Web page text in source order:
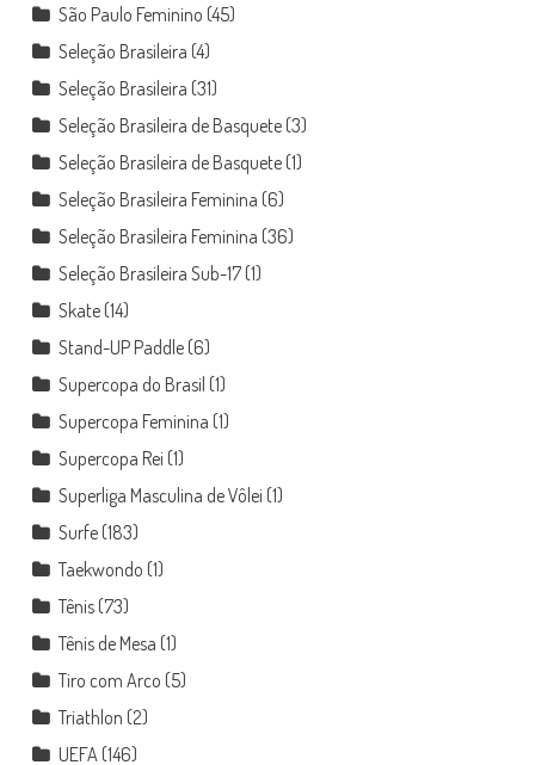
São Paulo Feminino (45)
Seleção Brasileira (4)
Seleção Brasileira (31)
Seleção Brasileira de Basquete(3)
Seleção Brasileira de Basquete(1)
Seleção Brasileira Feminina (6)
Seleção Brasileira Feminina (36)
Seleção Brasileira Sub-17(1)
Skate(14)
Stand-UP Paddle(6)
Supercopa do Brasil (1)
Supercopa Feminina (1)
Supercopa Rei (1)
Superliga Masculina de Vôlei (1)
Surfe(183)
Taekwondo (1)
Tênis(73)
Tênis de Mesa (1)
Tiro com Arco (5)
Triathlon (2)
UEFA (146)